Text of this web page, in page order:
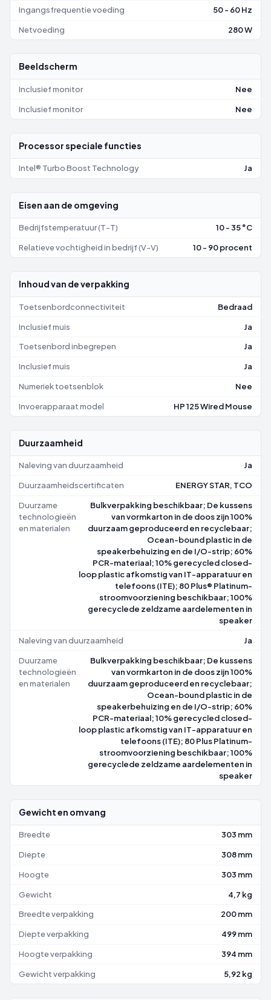
Ingangsfrequentie voeding 50 - 60 Hz
Netvoeding 280 W
Beeldscherm
Inclusief monitor Nee
Inclusief monitor Nee
Processor speciale functies
Intel® Turbo Boost Technology Ja
Eisen aan de omgeving
Bedrijfstemperatuur (T-T) 10 - 35 °C
Relatieve vochtigheid in bedrijf (V-V) 10 - 90 procent
Inhoud van de verpakking
Toetsenbordconnectiviteit Bedraad
Inclusief muis Ja
Toetsenbord inbegrepen Ja
Inclusief muis Ja
Numeriek toetsenblok Nee
Invoerapparaat model HP 125 Wired Mouse
Duurzaamheid
Naleving van duurzaamheid Ja
Duurzaamheidscertificaten ENERGY STAR, TCO
Duurzame
technologieën
en materialen
Bulkverpakking beschikbaar; De kussens
van vormkarton in de doos zijn 100%
duurzaam geproduceerd en recyclebaar;
Ocean-bound plastic in de
speakerbehuizing en de I/O-strip; 60%
PCR-materiaal; 10% gerecycled closed-
loop plastic afkomstig van IT-apparatuur en
telefoons (ITE); 80 Plus® Platinum-
stroomvoorziening beschikbaar; 100%
gerecyclede zeldzame aardelementen in
speaker
Naleving van duurzaamheid Ja
Duurzame
technologieën
en materialen
Bulkverpakking beschikbaar; De kussens
van vormkarton in de doos zijn 100%
duurzaam geproduceerd en recyclebaar;
Ocean-bound plastic in de
speakerbehuizing en de I/O-strip; 60%
PCR-materiaal; 10% gerecycled closed-
loop plastic afkomstig van IT-apparatuur en
telefoons (ITE); 80 Plus Platinum-
stroomvoorziening beschikbaar; 100%
gerecyclede zeldzame aardelementen in
speaker
Gewicht en omvang
Breedte 303 mm
Diepte 308 mm
Hoogte 303 mm
Gewicht 4,7 kg
Breedte verpakking 200 mm
Diepte verpakking 499 mm
Hoogte verpakking 394 mm
Gewicht verpakking 5,92 kg